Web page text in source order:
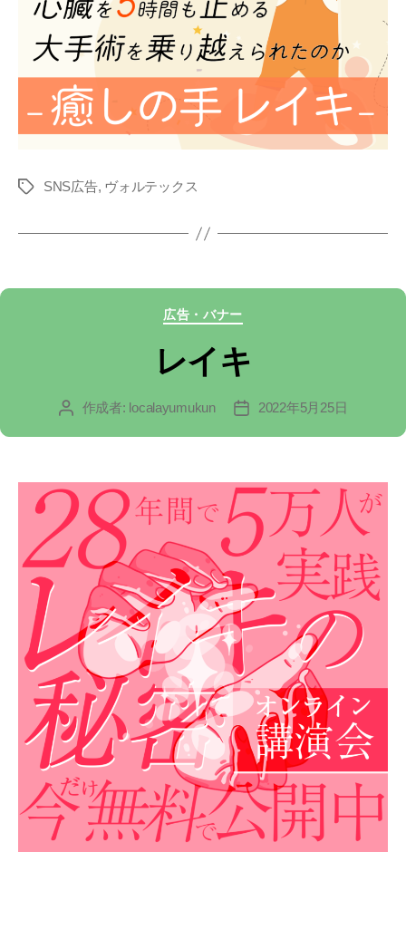
タ
SNS広告, ヴォルテックス
カ
テ
ゴ
リ
広告・バナー
レイキ
投 作成者: localayumukun
投
2022年5月25日